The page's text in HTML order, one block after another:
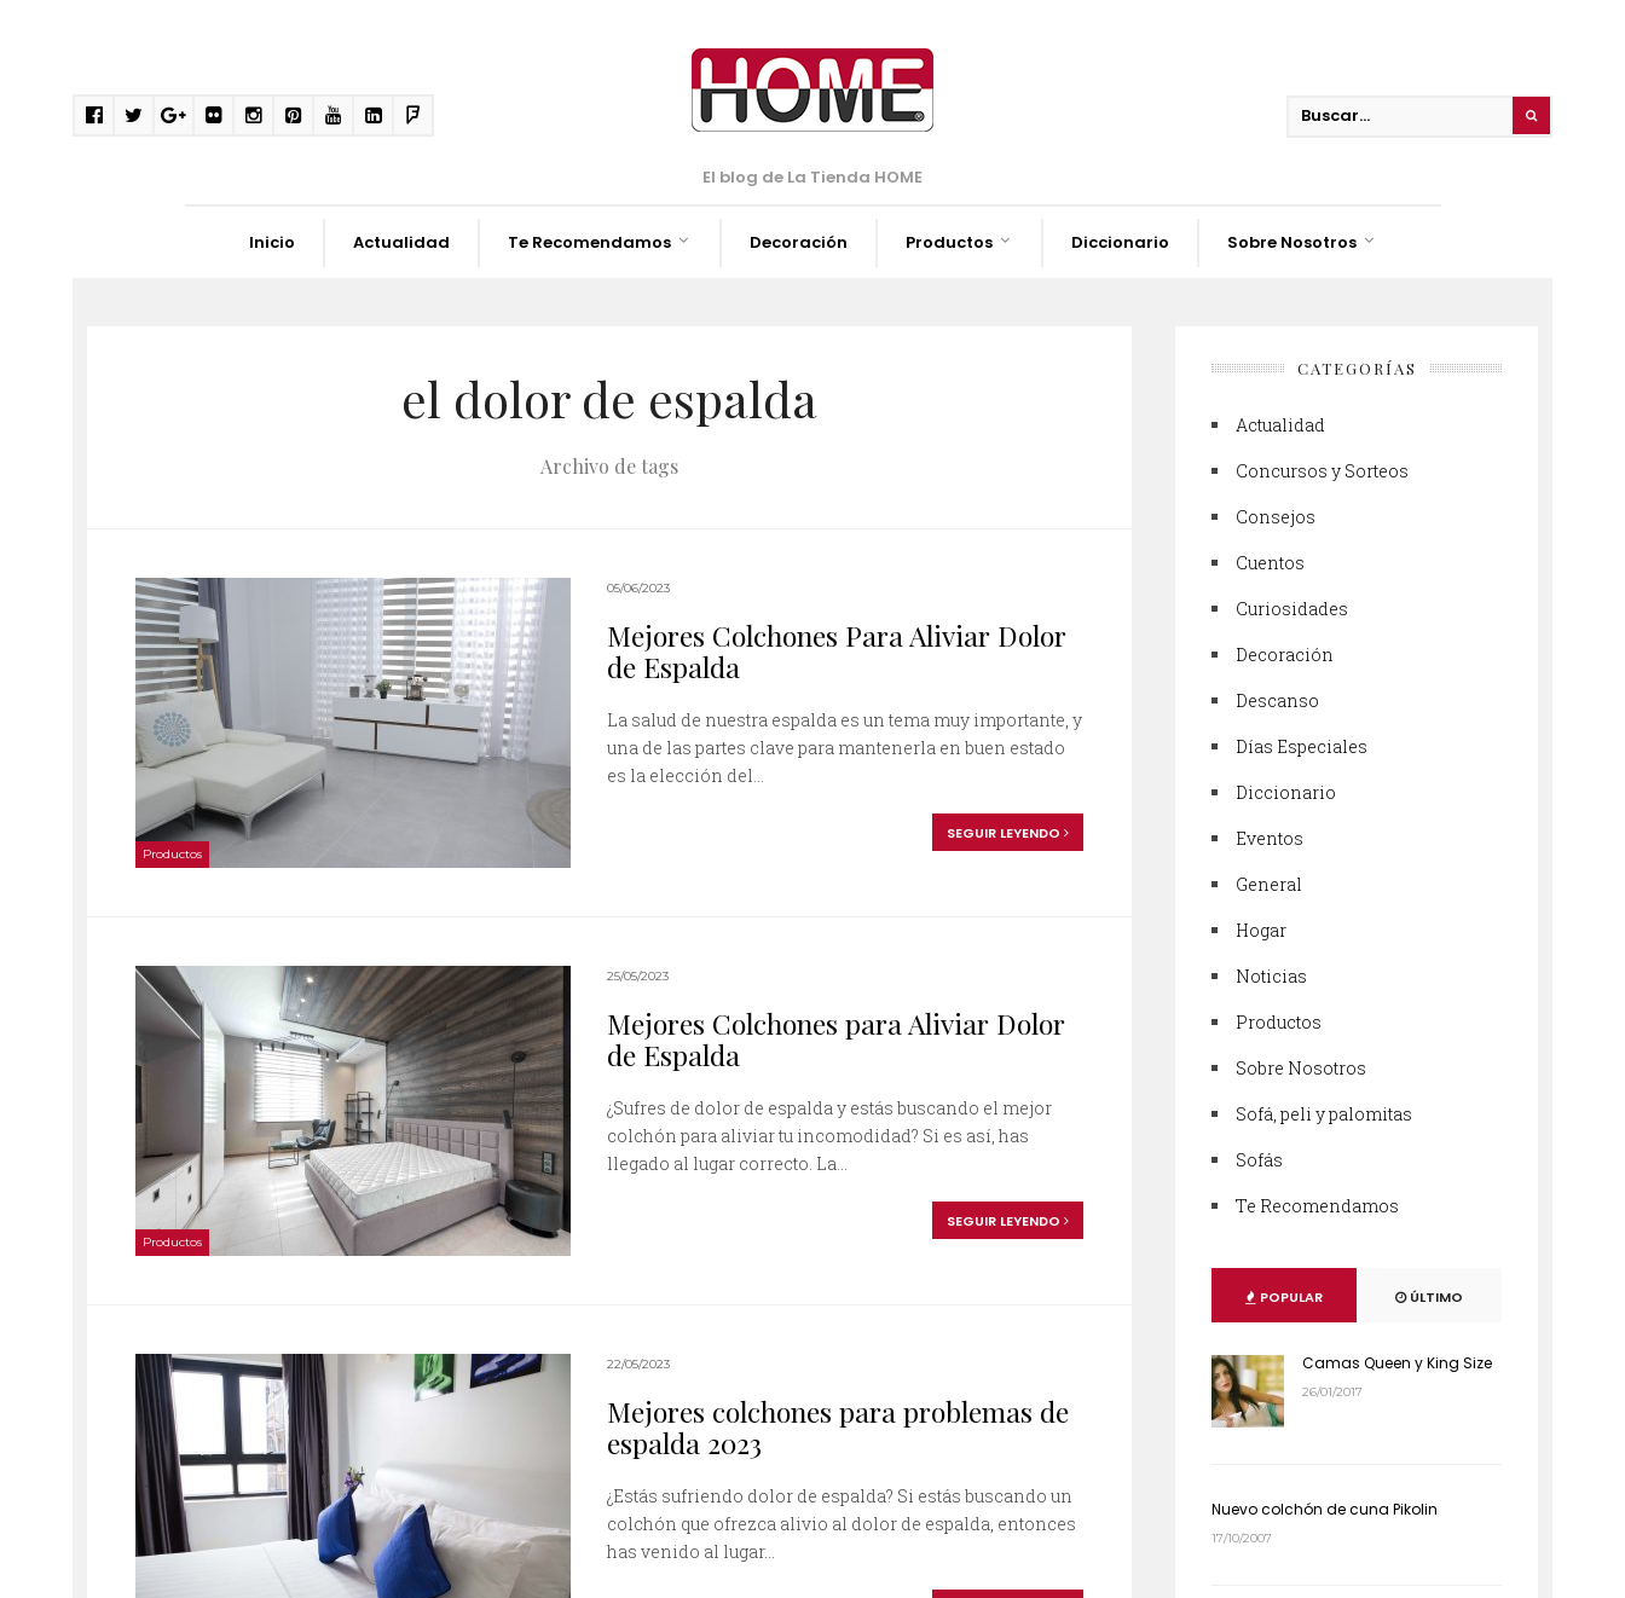
El blog de La Tienda HOME
Inicio Actualidad Te Recomendamos Decoración Productos Diccionario Sobre Nosotros
el dolor de espalda
Archivo de tags
Productos
05/06/2023
Mejores Colchones Para Aliviar Dolor
de Espalda
La salud de nuestra espalda es un tema muy importante, y
una de las partes clave para mantenerla en buen estado
es la elección del...
SEGUIR LEYENDO
Productos
25/05/2023
Mejores Colchones para Aliviar Dolor
de Espalda
¿Sufres de dolor de espalda y estás buscando el mejor
colchón para aliviar tu incomodidad? Si es así, has
llegado al lugar correcto. La...
SEGUIR LEYENDO
22/05/2023
Mejores colchones para problemas de
espalda 2023
¿Estás sufriendo dolor de espalda? Si estás buscando un
colchón que ofrezca alivio al dolor de espalda, entonces
has venido al lugar...
CATEGORÍAS
Actualidad
Concursos y Sorteos
Consejos
Cuentos
Curiosidades
Decoración
Descanso
Días Especiales
Diccionario
Eventos
General
Hogar
Noticias
Productos
Sobre Nosotros
Sofá, peli y palomitas
Sofás
Te Recomendamos
POPULAR ÚLTIMO
Camas Queen y King Size
26/01/2017
Nuevo colchón de cuna Pikolin
17/10/2007